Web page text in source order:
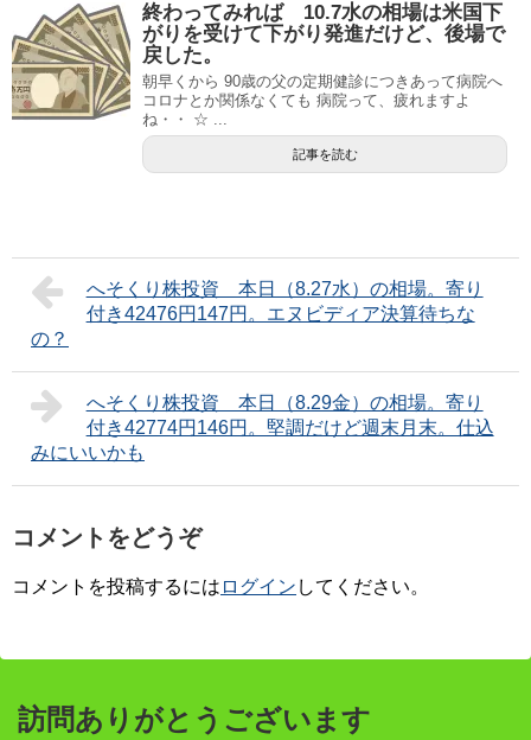
終わってみれば 10.7水の相場は米国下
がりを受けて下がり発進だけど、後場で
戻した。
朝早くから 90歳の父の定期健診につきあって病院へ
コロナとか関係なくても 病院って、疲れますよ
ね・・ ☆ ...
記事を読む
へそくり株投資 本日（8.27水）の相場。寄り
付き42476円147円。エヌビディア決算待ちな
の？
へそくり株投資 本日（8.29金）の相場。寄り
付き42774円146円。堅調だけど週末月末。仕込
みにいいかも
コメントをどうぞ
コメントを投稿するには ログイン してください。
訪問ありがとうございます